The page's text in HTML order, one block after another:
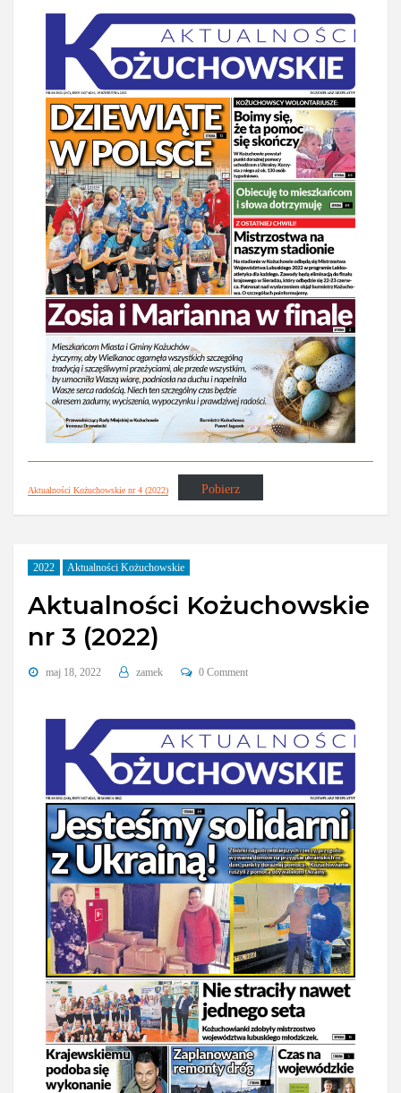
Aktualności Kożuchowskie nr 4 (2022) Pobierz
2022 Aktualności Kożuchowskie
Aktualności Kożuchowskie
nr 3 (2022)
maj 18, 2022 zamek 0 Comment